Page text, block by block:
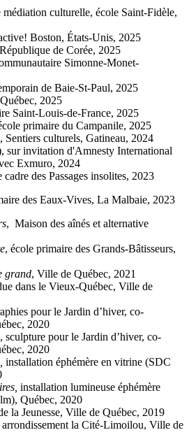
culturelle, école Saint-Fidèle,
Boston, États-Unis, 2025
de Corée, 2025
Simonne-Monet-
de Baie-St-Paul, 2025
2025
Saint-Louis-de-France, 2025
primaire du Campanile, 2025
, Sentiers culturels, Gatineau, 2024
sur invitation d'Amnesty International
Exmuro, 2024
cadre des Passages insolites, 2023
des Eaux-Vives, La Malbaie, 2023
, Maison des aînés et alternative
, école primaire des Grands-Bâtisseurs,
grand, Ville de Québec, 2021
dans le Vieux-Québec, Ville de
pour le Jardin d’hiver, co-
2020
, sculpture pour le Jardin d’hiver, co-
2020
installation éphémère en vitrine (SDC
installation lumineuse éphémère
Québec, 2020
la Jeunesse, Ville de Québec, 2019
arrondissement la Cité-Limoilou, Ville de